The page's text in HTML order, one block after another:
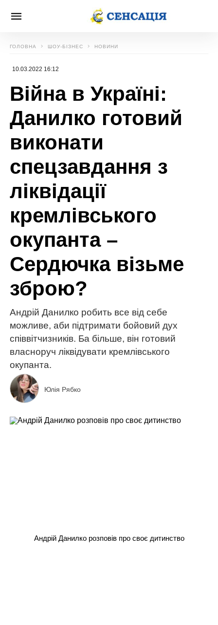
ГОЛОВНА ШОУ-БІЗНЕС НОВИНИ
10.03.2022 16:12
Війна в Україні:
Данилко готовий
виконати
спецзавдання з
ліквідації
кремлівського
окупанта –
Сердючка візьме
зброю?
Андрій Данилко робить все від себе
можливе, аби підтримати бойовий дух
співвітчизників. Ба більше, він готовий
власноруч ліквідувати кремлівського
окупанта.
Юлія Рябко
Андрій Данилко розповів про своє дитинство